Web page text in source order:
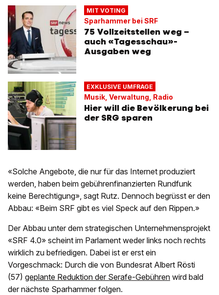
MIT VOTING
Sparhammer bei SRF
75 Vollzeitstellen weg –
auch «Tagesschau»-
Ausgaben weg
EXKLUSIVE UMFRAGE
Musik, Verwaltung, Radio
Hier will die Bevölkerung bei
der SRG sparen
«Solche Angebote, die nur für das Internet produziert
werden, haben beim gebührenfinanzierten Rundfunk
keine Berechtigung», sagt Rutz. Dennoch begrüsst er den
Abbau: «Beim SRF gibt es viel Speck auf den Rippen.»
Der Abbau unter dem strategischen Unternehmensprojekt
«SRF 4.0» scheint im Parlament weder links noch rechts
wirklich zu befriedigen. Dabei ist er erst ein
Vorgeschmack: Durch die von Bundesrat Albert Rösti
(57) geplante Reduktion der Serafe-Gebühren wird bald
der nächste Sparhammer folgen.